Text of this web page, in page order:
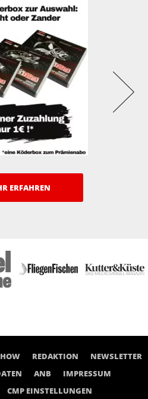
ERFAHREN
REDAKTION
NEWSLETTER
ANB
IMPRESSUM
CMP EINSTELLUNGEN